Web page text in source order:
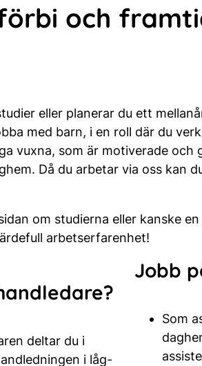
och
eller planerar du ett
med barn, i en roll där du
vuxna, som är motiverade
Då du arbetar via oss kan
om studierna eller kanske
arbetserfarenhet!
?
deltar du i
i låg-
Jobb
Som